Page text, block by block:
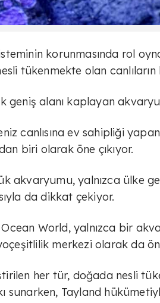
korunmasında rol
tükenmekte olan
geniş alanı kaplayan
canlısına ev sahipliği
biri olarak öne çıkıyor.
akvaryumu, yalnızca ülke
da dikkat çekiyor.
World, yalnızca bir
merkezi olarak da
her tür, doğada nesli
sunarken, Tayland